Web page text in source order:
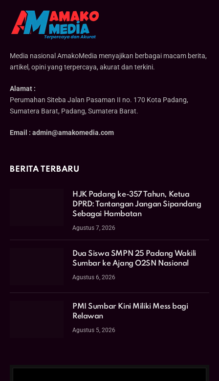
Media nasional AmakoMedia menyajikan berbagai macam berita,
artikel, opini yang terpercaya, akurat dan terkini.
Alamat :
Perumahan Siteba Jalan Pasaman II no. 170 Kota Padang,
Sumatera Barat, Padang, Sumatera Barat.
Email : admin@amakomedia.com
BERITA TERBARU
HJK Padang ke-357 Tahun, Ketua
DPRD: Tantangan Jangan Sipandang
Sebagai Hambatan
Agustus 7, 2026
Dua Siswa SMPN 25 Padang Wakili
Sumbar ke Ajang O2SN Nasional
Agustus 6, 2026
PMI Sumbar Kini Miliki Mess bagi
Relawan
Agustus 5, 2026